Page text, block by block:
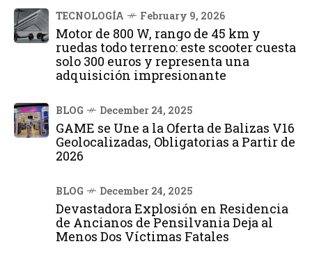
TECNOLOGÍA February 9, 2026
Motor de 800 W, rango de 45 km y
ruedas todo terreno: este scooter cuesta
solo 300 euros y representa una
adquisición impresionante
BLOG December 24, 2025
GAME se Une a la Oferta de Balizas V16
Geolocalizadas, Obligatorias a Partir de
2026
BLOG December 24, 2025
Devastadora Explosión en Residencia
de Ancianos de Pensilvania Deja al
Menos Dos Víctimas Fatales